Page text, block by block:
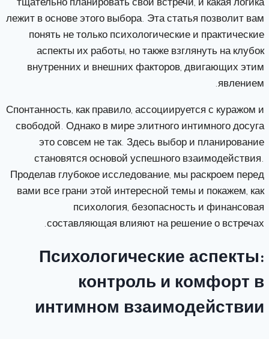
тщательно планировать свои встречи, и какая логика
лежит в основе этого выбора. Эта статья позволит вам
понять не только психологические и практические
аспекты их работы, но также взглянуть на клубок
внутренних и внешних факторов, двигающих этим
явлением.
Спонтанность, как правило, ассоциируется с куражом и
свободой. Однако в мире элитного интимного досуга
это совсем не так. Здесь выбор и планирование
становятся основой успешного взаимодействия.
Проделав глубокое исследование, мы раскроем перед
вами все грани этой интересной темы и покажем, как
психология, безопасность и финансовая
составляющая влияют на решение о встречах.
Психологические аспекты:
контроль и комфорт в
интимном взаимодействии